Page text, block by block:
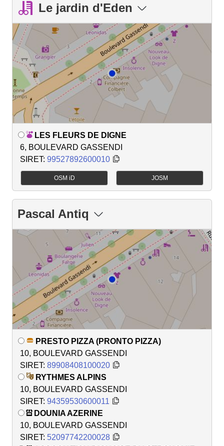
Le jardin d'Eden
LES FLEURS DE DIGNE
6, BOULEVARD GASSENDI
SIRET: 99527892600010
OSM iD JOSM
Pascal Antiq
PRESTO PIZZA (PRONTO PIZZA)
10, BOULEVARD GASSENDI
SIRET: 89908408100020
RYTHMES ALPINS
10, BOULEVARD GASSENDI
SIRET: 94359530600011
DOUNIA AZERINE
10, BOULEVARD GASSENDI
SIRET: 52097742200028